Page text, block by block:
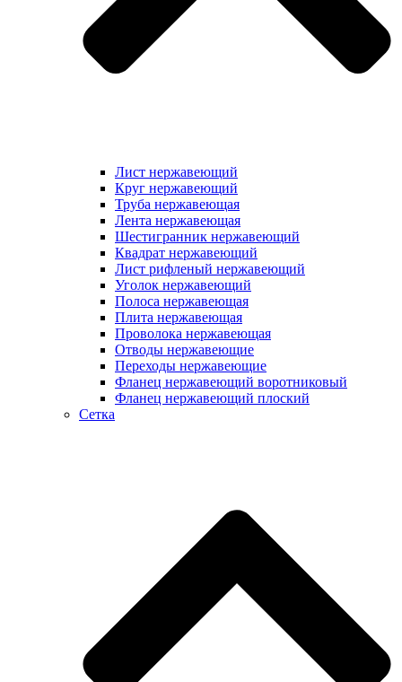
Лист нержавеющий
Круг нержавеющий
Труба нержавеющая
Лента нержавеющая
Шестигранник нержавеющий
Квадрат нержавеющий
Лист рифленый нержавеющий
Уголок нержавеющий
Полоса нержавеющая
Плита нержавеющая
Проволока нержавеющая
Отводы нержавеющие
Переходы нержавеющие
Фланец нержавеющий воротниковый
Фланец нержавеющий плоский
Сетка